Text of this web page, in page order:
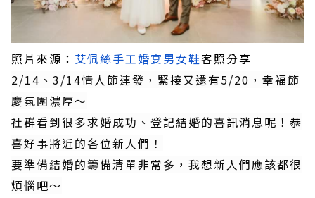
照片來源： 艾佩絲手工婚宴男女鞋客照分享
2/14、3/14情人節連發，緊接又還有5/20，幸福節
慶氛圍濃厚～
社群看到很多求婚成功、登記結婚的喜訊消息呢！恭
喜好事將近的各位新人們！
要準備結婚的籌備清單非常多，我想新人們應該都很
煩惱吧～